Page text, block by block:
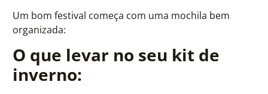
Um bom festival começa com uma mochila bem
organizada:
O que levar no seu kit de
inverno: